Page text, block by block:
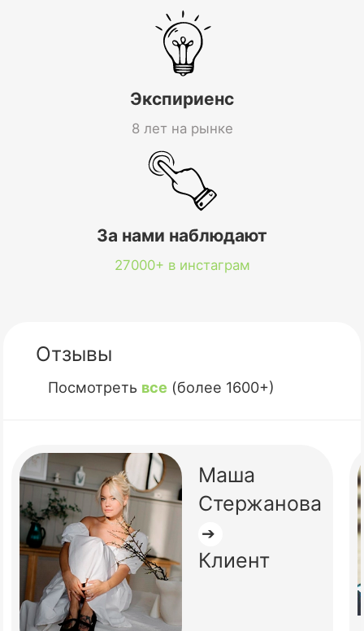
Экспириенс
8 лет на рынке
За нами наблюдают
27000+ в инстаграм
Отзывы
Посмотреть все (более 1600+)
Маша
Стержанова
➔
Клиент